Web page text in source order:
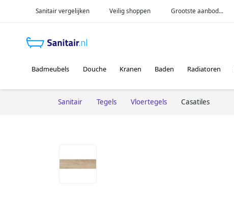
Sanitair vergelijken Veilig shoppen Grootste aanbod...
Badmeubels Douche Kranen Baden Radiatoren
Sanitair Tegels Vloertegels Casatiles